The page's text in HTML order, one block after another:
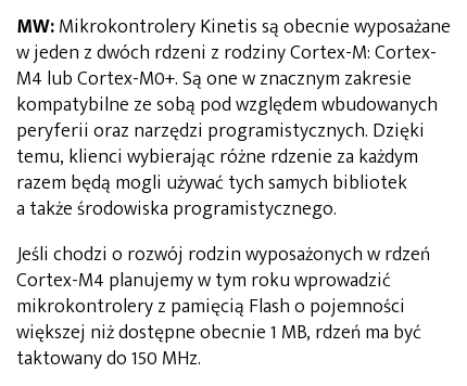
MW:Mikrokontrolery Kinetis są obecnie wyposażane
w jeden z dwóch rdzeni z rodziny Cortex-M: Cortex-
M4 lub Cortex-M0+. Są one w znacznym zakresie
kompatybilne ze sobą pod względem wbudowanych
peryferii oraz narzędzi programistycznych. Dzięki
temu, klienci wybierając różne rdzenie za każdym
razem będą mogli używać tych samych bibliotek
a także środowiska programistycznego.
Jeśli chodzi o rozwój rodzin wyposażonych w rdzeń
Cortex-M4 planujemy w tym roku wprowadzić
mikrokontrolery z pamięcią Flash o pojemności
większej niż dostępne obecnie 1 MB, rdzeń ma być
taktowany do 150 MHz.